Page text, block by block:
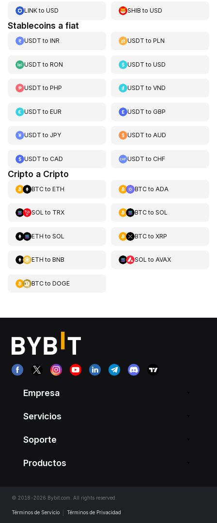
LINKto USD SHIB toUSD
Stablecoins a fiat
USDT to INR USDT toPLN
USDT to RON USDT toUSD
USDT to PHP USDT toVND
USDT to EUR USDT toGBP
USDT to JPY USDT toAUD
USDT to CAD USDT toCHF
Cripto a Cripto
BTCto ETH BTCto ADA
SOL to TRX BTCto SOL
ETH to SOL BTCto XRP
ETH to BNB SOL to AVAX
BTCto DOGE
Empresa
Servicios
Soporte
Productos
© 2018-2026 Bybit.com. All rights reserved.
Términos de Servicio Términos de Privacidad